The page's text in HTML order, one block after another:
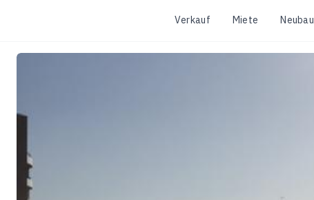
Verkauf Miete Neubau